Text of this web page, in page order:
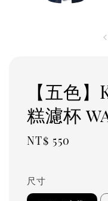
【五色
糕濾杯
Regular
NT$ 550
尺寸